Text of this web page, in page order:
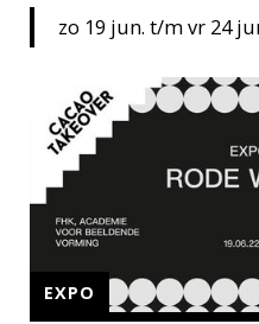
zo 19 jun. t/m vr 24
EXPO